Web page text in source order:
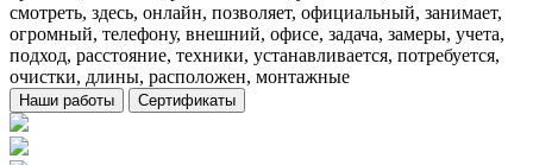
смотреть, здесь, онлайн, позволяет, официальный, занимает,
огромный, телефону, внешний, офисе, задача, замеры, учета,
подход, расстояние, техники, устанавливается, потребуется,
очистки, длины, расположен, монтажные
Наши работы Сертификаты